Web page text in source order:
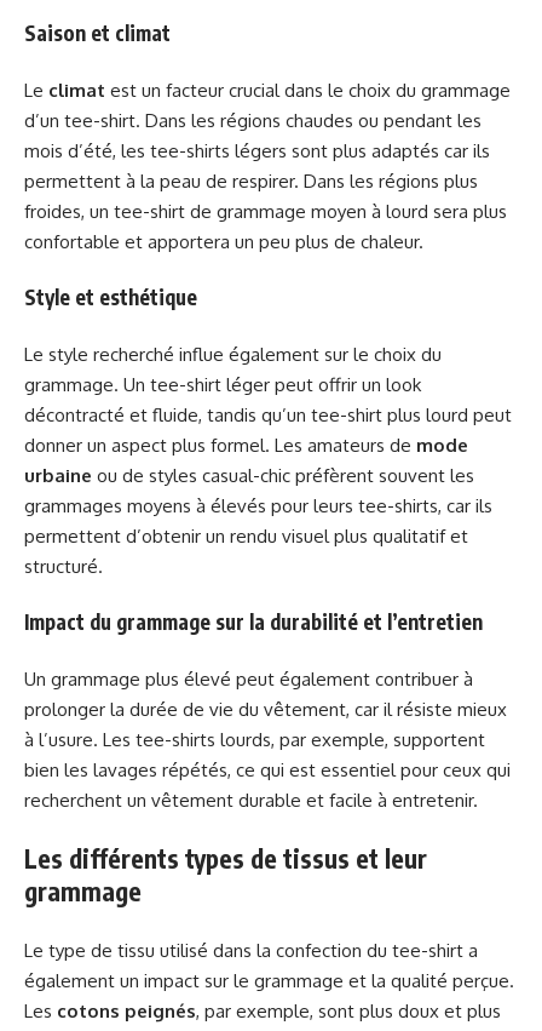
Saison et climat
Le climat est un facteur crucial dans le choix du grammage
d’un tee-shirt. Dans les régions chaudes ou pendant les
mois d’été, les tee-shirts légers sont plus adaptés car ils
permettent à la peau de respirer. Dans les régions plus
froides, un tee-shirt de grammage moyen à lourd sera plus
confortable et apportera un peu plus de chaleur.
Style et esthétique
Le style recherché influe également sur le choix du
grammage. Un tee-shirt léger peut offrir un look
décontracté et fluide, tandis qu’un tee-shirt plus lourd peut
donner un aspect plus formel. Les amateurs de mode
urbaine ou de styles casual-chic préfèrent souvent les
grammages moyens à élevés pour leurs tee-shirts, car ils
permettent d’obtenir un rendu visuel plus qualitatif et
structuré.
Impact du grammage sur la durabilité et l’entretien
Un grammage plus élevé peut également contribuer à
prolonger la durée de vie du vêtement, car il résiste mieux
à l’usure. Les tee-shirts lourds, par exemple, supportent
bien les lavages répétés, ce qui est essentiel pour ceux qui
recherchent un vêtement durable et facile à entretenir.
Les différents types de tissus et leur
grammage
Le type de tissu utilisé dans la confection du tee-shirt a
également un impact sur le grammage et la qualité perçue.
Les cotons peignés, par exemple, sont plus doux et plus